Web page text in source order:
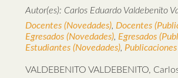
Autor(es): Carlos Eduardo Valdebenito
Docentes (Novedades), Docentes
Egresados (Novedades), Egresados
Estudiantes (Novedades), Publicaciones
VALDEBENITO VALDEBENITO,